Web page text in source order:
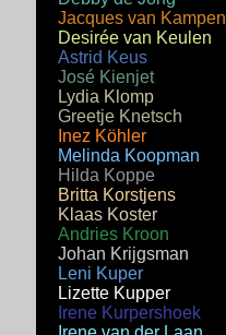
Jacques van Kampen
Desirée van Keulen
Astrid Keus
José Kienjet
Lydia Klomp
Greetje Knetsch
Inez Köhler
Melinda Koopman
Hilda Koppe
Britta Korstjens
Klaas Koster
Andries Kroon
Johan Krijgsman
Leni Kuper
Lizette Kupper
Irene Kurpershoek